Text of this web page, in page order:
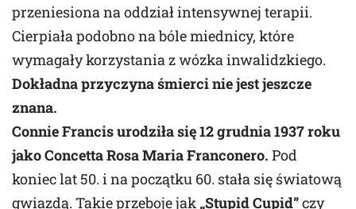
przeniesiona na oddział intensywnej terapii.
Cierpiała podobno na bóle miednicy, które
wymagały korzystania z wózka inwalidzkiego.
Dokładna przyczyna śmierci nie jest jeszcze
znana.
Connie Francis urodziła się 12 grudnia 1937 roku
jako Concetta Rosa Maria Franconero. Pod
koniec lat 50. i na początku 60. stała się światową
gwiazdą. Takie przeboje jak „Stupid Cupid”czy